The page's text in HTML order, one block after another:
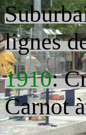
lignes
1910:
Carnot